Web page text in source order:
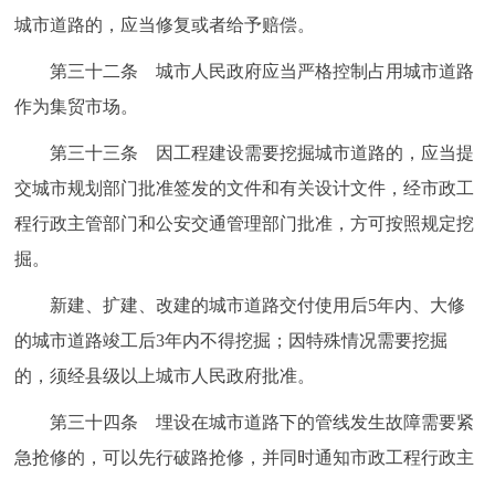
城市道路的，应当修复或者给予赔偿。
第三十二条 城市人民政府应当严格控制占用城市道路
作为集贸市场。
第三十三条 因工程建设需要挖掘城市道路的，应当提
交城市规划部门批准签发的文件和有关设计文件，经市政工
程行政主管部门和公安交通管理部门批准，方可按照规定挖
掘。
新建、扩建、改建的城市道路交付使用后5年内、大修
的城市道路竣工后3年内不得挖掘；因特殊情况需要挖掘
的，须经县级以上城市人民政府批准。
第三十四条 埋设在城市道路下的管线发生故障需要紧
急抢修的，可以先行破路抢修，并同时通知市政工程行政主